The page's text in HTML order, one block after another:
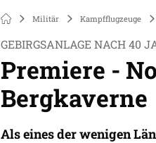
Militär Kampfflugzeuge
GEBIRGSANLAGE NACH 40
Premiere -
Bergkaverne
Als eines der wenigen